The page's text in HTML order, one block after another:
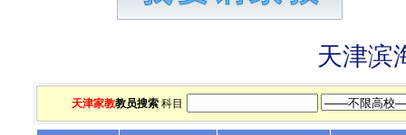
天津滨
天津家教教员搜索 科目